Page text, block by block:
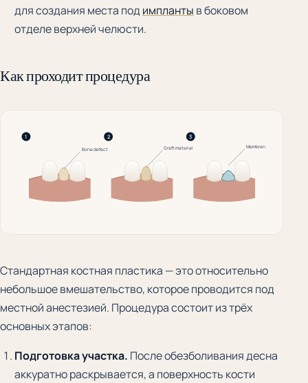
для создания места под импланты в боковом
отделе верхней челюсти.
Как проходит процедура
1
Bone defect
2
Graft material
3
Membrane
Стандартная костная пластика — это относительно
небольшое вмешательство, которое проводится под
местной анестезией. Процедура состоит из трёх
основных этапов:
Подготовка участка. После обезболивания десна
аккуратно раскрывается, а поверхность кости